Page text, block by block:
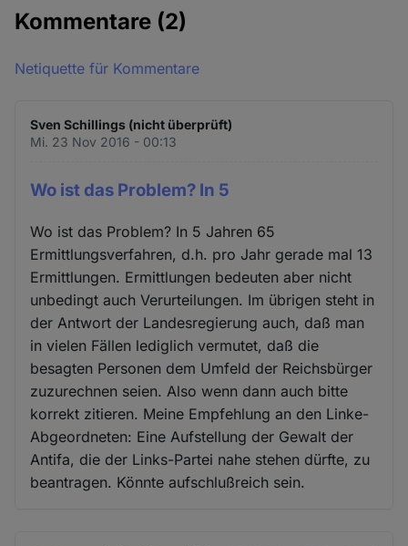
Kommentare (2)
Netiquette für Kommentare
Sven Schillings (nicht überprüft)
Mi. 23 Nov 2016 - 00:13
Wo ist das Problem? In 5
Wo ist das Problem? In 5 Jahren 65
Ermittlungsverfahren, d.h. pro Jahr gerade mal 13
Ermittlungen. Ermittlungen bedeuten aber nicht
unbedingt auch Verurteilungen. Im übrigen steht in
der Antwort der Landesregierung auch, daß man
in vielen Fällen lediglich vermutet, daß die
besagten Personen dem Umfeld der Reichsbürger
zuzurechnen seien. Also wenn dann auch bitte
korrekt zitieren. Meine Empfehlung an den Linke-
Abgeordneten: Eine Aufstellung der Gewalt der
Antifa, die der Links-Partei nahe stehen dürfte, zu
beantragen. Könnte aufschlußreich sein.